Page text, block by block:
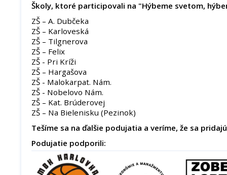
Školy, ktoré participovali na "Hýbeme svetom,
ZŠ – A. Dubčeka
ZŠ – Karloveská
ZŠ – Tilgnerova
ZŠ – Felix
ZŠ - Pri Kríži
ZŠ – Hargašova
ZŠ - Malokarpat. Nám.
ZŠ - Nobelovo Nám.
ZŠ – Kat. Brúderovej
ZŠ – Na Bielenisku (Pezinok)
Tešíme sa na ďalšie podujatia a veríme, že sa
Podujatie podporili: